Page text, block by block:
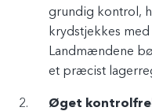
grundig kontrol,
krydstjekkes
Landmændene
et præcist
Øget